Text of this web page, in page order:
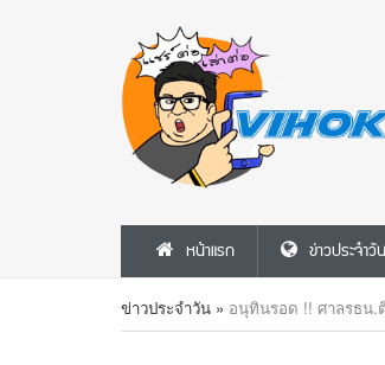
หน้าแรก ข่าวประจำวัน
ข่าวประจำวัน » อนุทินรอด !! ศาลรธน.